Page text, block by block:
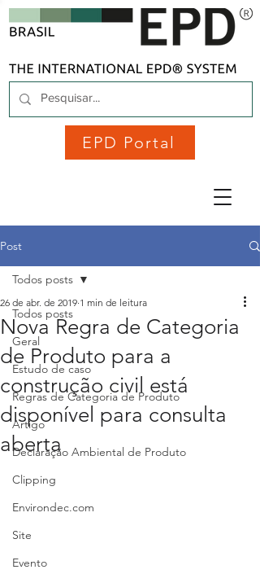
EPD Portal
Post
Todos posts
Geral
Estudo de caso
Regras de Categoria de Produto
Artigo
Declaração Ambiental de Produto
Clipping
Environdec.com
Site
Evento
Todos posts
Nova Regra de Categoria
de Produto para a
construção civil está
disponível para consulta
aberta
26 de abr. de 2019 1 min de leitura